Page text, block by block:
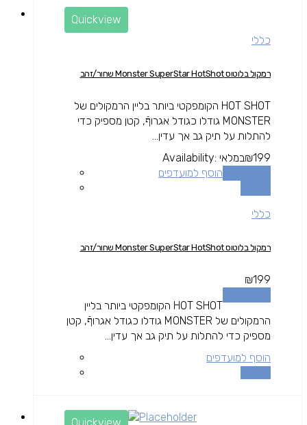
Quickview
כללי
רמקול בלוטוס Monster SuperStar HotShot שחור/זהב
HOT SHOT הקומפקטי ביותר בליין הרמקולים של
MONSTER גודלו כגודל אגרוףֿ, קטן מספיק כדי
להתלות על תיק גב אך עדין...
₪199
Availability: במלאי
הוסף למועדפים
כללי
רמקול בלוטוס Monster SuperStar HotShot שחור/זהב
₪199
HOT SHOT הקומפקטי ביותר בליין
הרמקולים של MONSTER גודלו כגודל אגרוףֿ, קטן
מספיק כדי להתלות על תיק גב אך עדין...
הוסף למועדפים